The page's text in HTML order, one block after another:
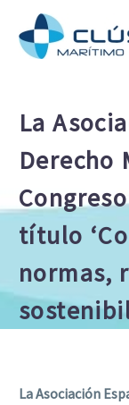
La
Derecho
título
normas,
La Asociación